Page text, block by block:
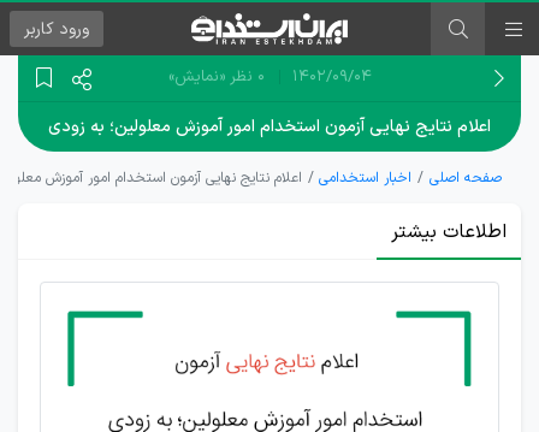
ورود کاربر
۱۴۰۲/۰۹/۰۴ 0 نظر «نمایش»
اعلام نتایج نهایی آزمون استخدام امور آموزش معلولین؛ به زودی
صفحه اصلی اخبار استخدامی اعلام نتایج نهایی آزمون استخدام امور آموزش
اطلاعات بیشتر